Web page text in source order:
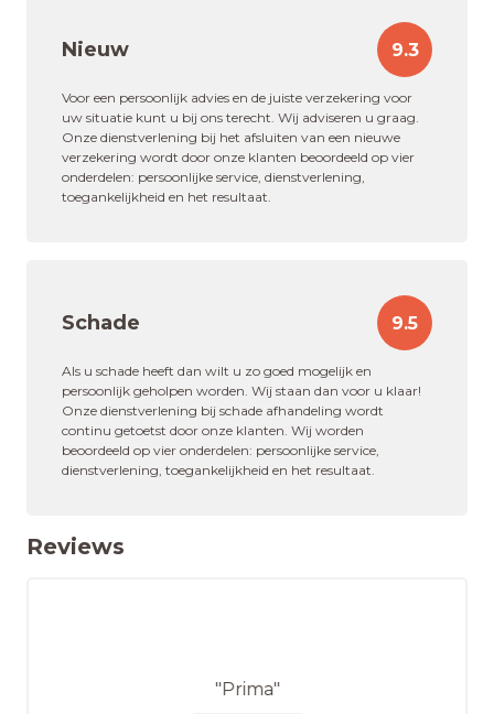
Nieuw 9.3
Voor een persoonlijk advies en de juiste verzekering voor
uw situatie kunt u bij ons terecht. Wij adviseren u graag.
Onze dienstverlening bij het afsluiten van een nieuwe
verzekering wordt door onze klanten beoordeeld op vier
onderdelen: persoonlijke service, dienstverlening,
toegankelijkheid en het resultaat.
Schade 9.5
Als u schade heeft dan wilt u zo goed mogelijk en
persoonlijk geholpen worden. Wij staan dan voor u klaar!
Onze dienstverlening bij schade afhandeling wordt
continu getoetst door onze klanten. Wij worden
beoordeeld op vier onderdelen: persoonlijke service,
dienstverlening, toegankelijkheid en het resultaat.
Reviews
"Prima"